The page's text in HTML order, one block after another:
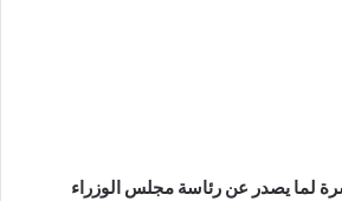
لما يصدر عن رئاسة مجلس الوزراء